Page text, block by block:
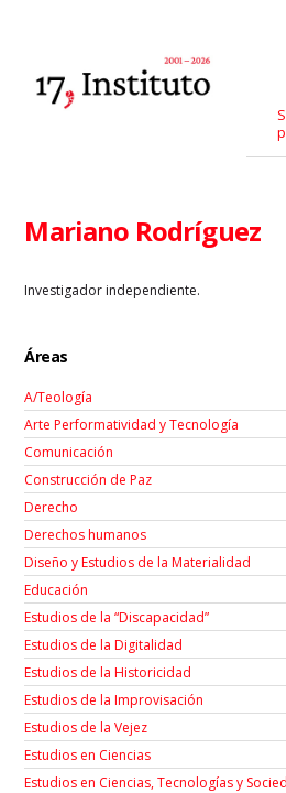
Mariano Rodríguez
Investigador independiente.
Áreas
A/Teología
Arte Performatividad y Tecnología
Comunicación
Construcción de Paz
Derecho
Derechos humanos
Diseño y Estudios de la Materialidad
Educación
Estudios de la “Discapacidad”
Estudios de la Digitalidad
Estudios de la Historicidad
Estudios de la Improvisación
Estudios de la Vejez
Estudios en Ciencias
Estudios en Ciencias, Tecnologías y